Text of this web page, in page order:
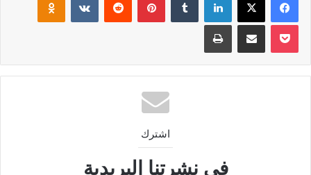
‫Pocket مشاركة عبر البريد طباعة
اشترك
في نشرتنا البريدية